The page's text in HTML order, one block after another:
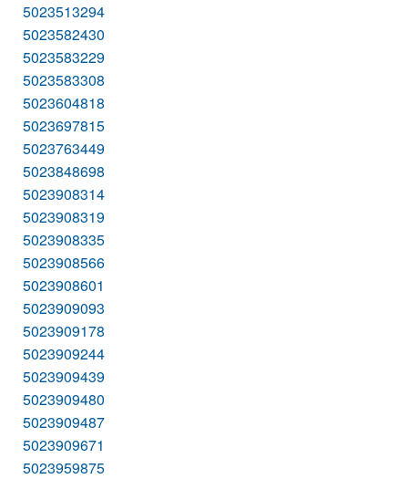
5023513294
5023582430
5023583229
5023583308
5023604818
5023697815
5023763449
5023848698
5023908314
5023908319
5023908335
5023908566
5023908601
5023909093
5023909178
5023909244
5023909439
5023909480
5023909487
5023909671
5023959875